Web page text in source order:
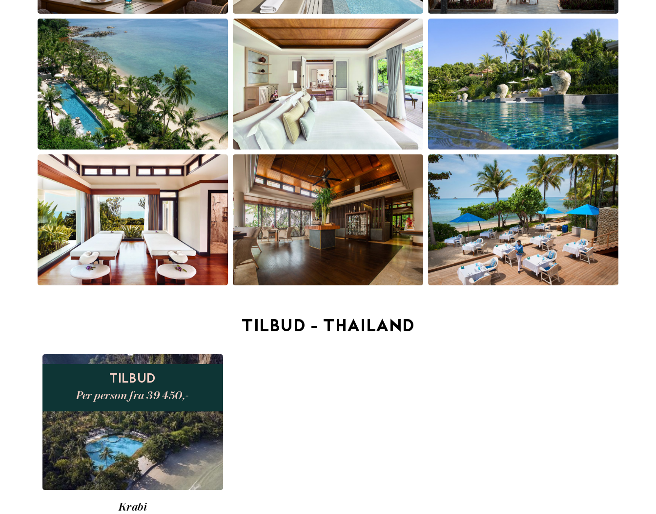
TILBUD - THAILAND
TILBUD
Per person fra 39 450,-
Krabi